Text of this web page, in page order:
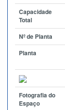
Capacidade
Total
Nº de Planta
Planta
Fotografia do
Espaço